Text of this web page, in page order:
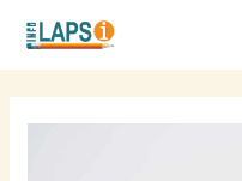
content